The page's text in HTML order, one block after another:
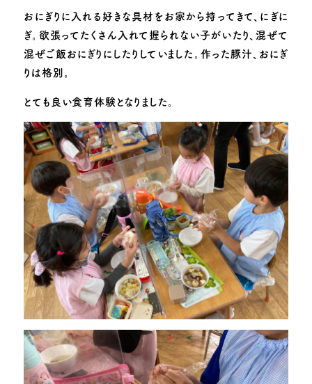
おにぎりに入れる好きな具材をお家から持ってきて、にぎに
ぎ。欲張ってたくさん入れて握られない子がいたり、混ぜて
混ぜご飯おにぎりにしたりしていました。作った豚汁、おにぎ
りは格別。
とても良い食育体験となりました。